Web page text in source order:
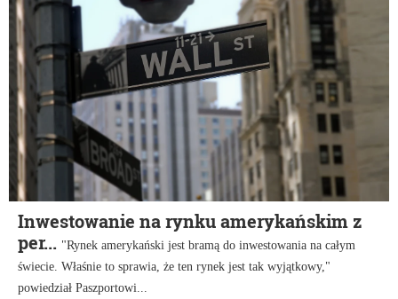
Inwestowanie na rynku amerykańskim z
per... "Rynek amerykański jest bramą do inwestowania na całym
świecie. Właśnie to sprawia, że ten rynek jest tak wyjątkowy,"
powiedział Paszportowi...